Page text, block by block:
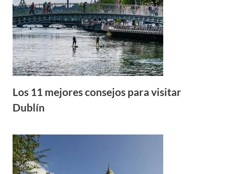
Los 11 mejores consejos para visitar
Dublín